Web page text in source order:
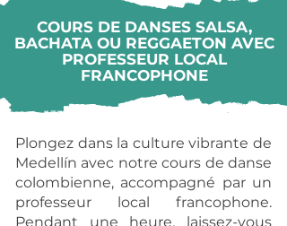
COURS DE DANSES SALSA,
BACHATA OU REGGAETON AVEC
PROFESSEUR LOCAL
FRANCOPHONE
Plongez dans la culture vibrante de
Medellín avec notre cours de danse
colombienne, accompagné par un
professeur local francophone.
Pendant une heure, laissez-vous